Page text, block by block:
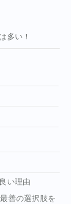
多い！
い理由
善の選択肢を